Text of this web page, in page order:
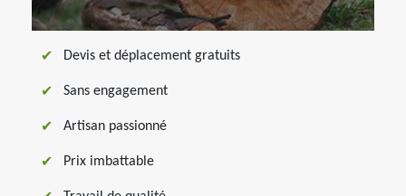
Devis et déplacement gratuits
Sans engagement
Artisan passionné
Prix imbattable